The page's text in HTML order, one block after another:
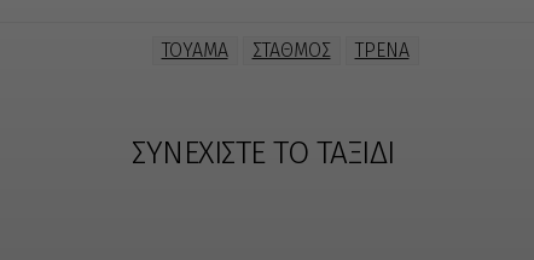
TOYAMA ΣΤΑΘΜΟΣ ΤΡΕΝΑ
ΣΥΝΕΧΙΣΤΕ ΤΟ ΤΑΞΙΔΙ